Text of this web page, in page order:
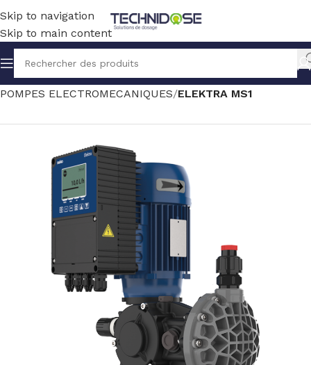
Skip to navigation
Skip to main content
Accueil TRAITEMENT EAU DOSAGE
POMPES ELECTROMECANIQUES ELEKTRA MS1